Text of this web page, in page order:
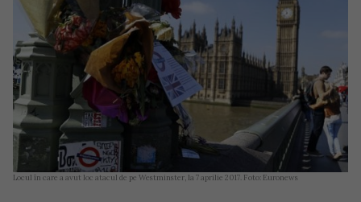
Locul în care a avut loc atacul de pe Westminster, la 7 aprilie 2017. Foto: Euronews